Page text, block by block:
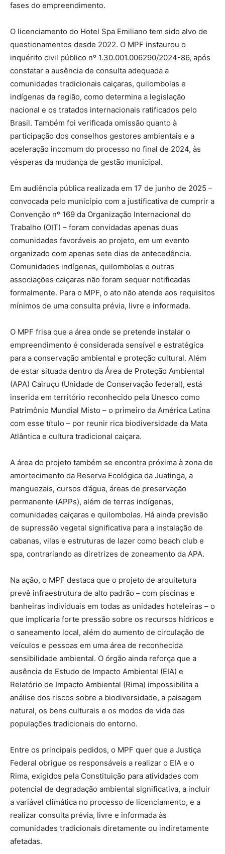
fases do empreendimento.
O licenciamento do Hotel Spa Emiliano tem sido alvo de
questionamentos desde 2022. O MPF instaurou o
inquérito civil público nº 1.30.001.006290/2024-86, após
constatar a ausência de consulta adequada a
comunidades tradicionais caiçaras, quilombolas e
indígenas da região, como determina a legislação
nacional e os tratados internacionais ratificados pelo
Brasil. Também foi verificada omissão quanto à
participação dos conselhos gestores ambientais e a
aceleração incomum do processo no final de 2024, às
vésperas da mudança de gestão municipal.
Em audiência pública realizada em 17 de junho de 2025 –
convocada pelo município com a justificativa de cumprir a
Convenção nº 169 da Organização Internacional do
Trabalho (OIT) – foram convidadas apenas duas
comunidades favoráveis ao projeto, em um evento
organizado com apenas sete dias de antecedência.
Comunidades indígenas, quilombolas e outras
associações caiçaras não foram sequer notificadas
formalmente. Para o MPF, o ato não atende aos requisitos
mínimos de uma consulta prévia, livre e informada.
O MPF frisa que a área onde se pretende instalar o
empreendimento é considerada sensível e estratégica
para a conservação ambiental e proteção cultural. Além
de estar situada dentro da Área de Proteção Ambiental
(APA) Cairuçu (Unidade de Conservação federal), está
inserida em território reconhecido pela Unesco como
Patrimônio Mundial Misto – o primeiro da América Latina
com esse título – por reunir rica biodiversidade da Mata
Atlântica e cultura tradicional caiçara.
A área do projeto também se encontra próxima à zona de
amortecimento da Reserva Ecológica da Juatinga, a
manguezais, cursos d’água, áreas de preservação
permanente (APPs), além de terras indígenas,
comunidades caiçaras e quilombolas. Há ainda previsão
de supressão vegetal significativa para a instalação de
cabanas, vilas e estruturas de lazer como beach club e
spa, contrariando as diretrizes de zoneamento da APA.
Na ação, o MPF destaca que o projeto de arquitetura
prevê infraestrutura de alto padrão – com piscinas e
banheiras individuais em todas as unidades hoteleiras – o
que implicaria forte pressão sobre os recursos hídricos e
o saneamento local, além do aumento de circulação de
veículos e pessoas em uma área de reconhecida
sensibilidade ambiental. O órgão ainda reforça que a
ausência de Estudo de Impacto Ambiental (EIA) e
Relatório de Impacto Ambiental (Rima) impossibilita a
análise dos riscos sobre a biodiversidade, a paisagem
natural, os bens culturais e os modos de vida das
populações tradicionais do entorno.
Entre os principais pedidos, o MPF quer que a Justiça
Federal obrigue os responsáveis a realizar o EIA e o
Rima, exigidos pela Constituição para atividades com
potencial de degradação ambiental significativa, a incluir
a variável climática no processo de licenciamento, e a
realizar consulta prévia, livre e informada às
comunidades tradicionais diretamente ou indiretamente
afetadas.